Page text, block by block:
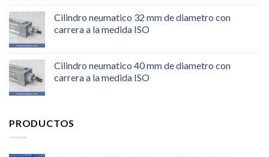
Cilindro neumatico 32 mm de diametro con
carrera a la medida ISO
Cilindro neumatico 40 mm de diametro con
carrera a la medida ISO
PRODUCTOS